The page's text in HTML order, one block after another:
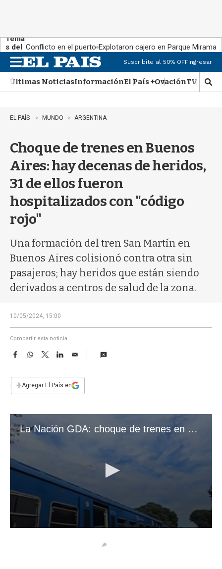
Tema
s del
día:
Conflicto en el puerto Explotaron cajero en Parque Miramar
n
u
Suscribite al 50% OFFIngresar
Últimas NoticiasInformaciónEl País +OvaciónTV Show
M
o
EL PAÍS MUNDO ARGENTINA
Choque de trenes en Buenos
Aires: hay decenas de heridos,
31 de ellos fueron
hospitalizados con "código
rojo"
Una formación del tren San Martín en
Buenos Aires colisionó contra otra sin
pasajeros; hay heridos que están siendo
derivados a centros de salud de la zona.
10/05/2024, 15:00
Compartir esta noticia
F
e
b
k
W
s
T
w
t
L
E
i
l
+Agregar El País en